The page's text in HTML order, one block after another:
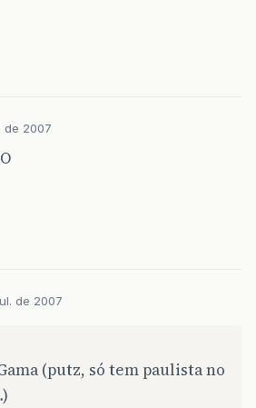
de 2007
de 2007
(putz, só tem paulista no